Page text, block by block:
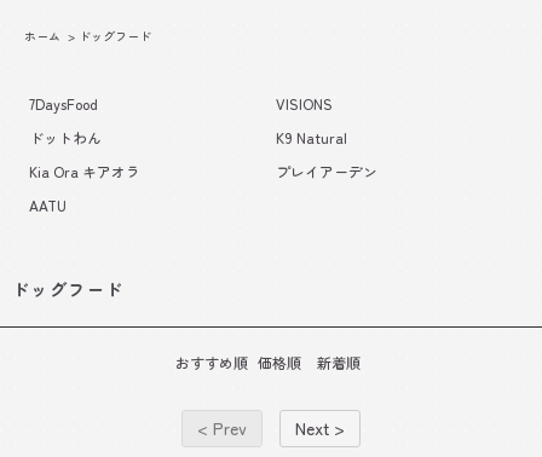
ホーム > ドッグフード
7DaysFood
VISIONS
ドットわん
K9 Natural
Kia Ora キアオラ
プレイアーデン
AATU
ドッグフード
おすすめ順 価格順 新着順
< Prev Next >